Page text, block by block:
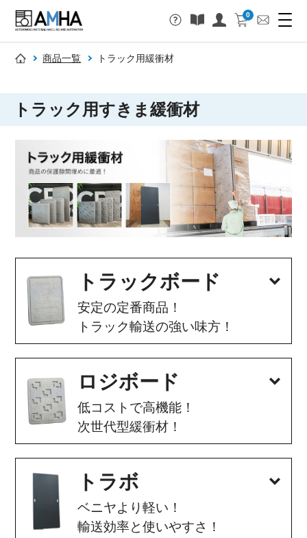
0
商品一覧 トラック用緩衝材
トラック用すきま緩衝材
トラックボード
安定の定番商品！
トラック輸送の強い味方！
ロジボード
低コストで高機能！
次世代型緩衝材！
トラボ
ベニヤより軽い！
輸送効率と使いやすさ！